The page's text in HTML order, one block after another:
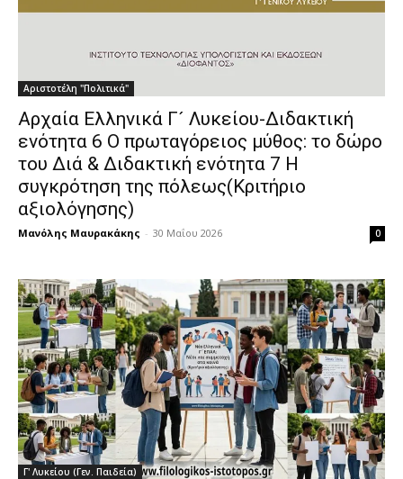
Αριστοτέλη "Πολιτικά"
Αρχαία Ελληνικά Γ´ Λυκείου-Διδακτική
ενότητα 6 Ο πρωταγόρειος μύθος: το δώρο
του Διά & Διδακτική ενότητα 7 Η
συγκρότηση της πόλεως(Κριτήριο
αξιολόγησης)
Μανόλης Μαυρακάκης - 30 Μαΐου 2026 0
Γ' Λυκείου (Γεν. Παιδεία)